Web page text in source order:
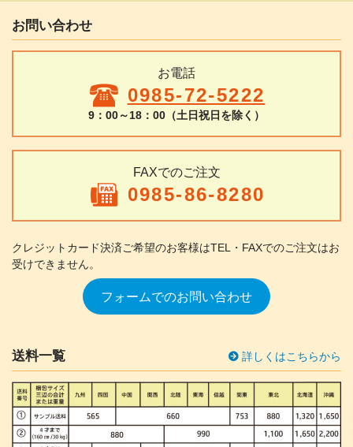
お問い合わせ
お電話
0985-72-5222
9：00～18：00（土日祝日を除く）
FAXでのご注文
0985-86-8280
クレジットカード決済ご希望のお客様はTEL・FAXでのご注文はお
受けできません。
フォームでのお問い合わせ
送料一覧 詳しくはこちらから